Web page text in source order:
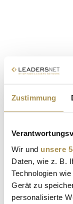
Zustimmung
Wir und unsere
Daten, wie z. B.
Technologien
Gerät zu
personalisierte